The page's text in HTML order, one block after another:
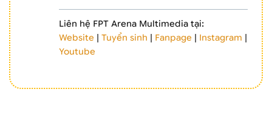
Liên hệ FPT Arena Multimedia tại:
Website | Tuyển sinh | Fanpage | Instagram |
Youtube